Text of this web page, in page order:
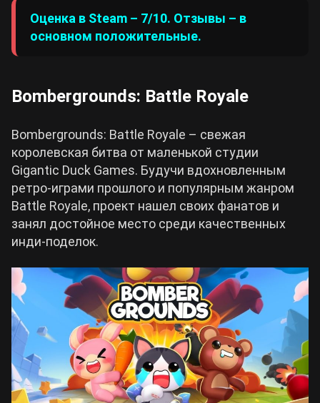
Оценка в Steam – 7/10. Отзывы – в
основном положительные.
Bombergrounds: Battle Royale
Bombergrounds: Battle Royale – свежая
королевская битва от маленькой студии
Gigantic Duck Games. Будучи вдохновленным
ретро-играми прошлого и популярным жанром
Battle Royale, проект нашел своих фанатов и
занял достойное место среди качественных
инди-поделок.